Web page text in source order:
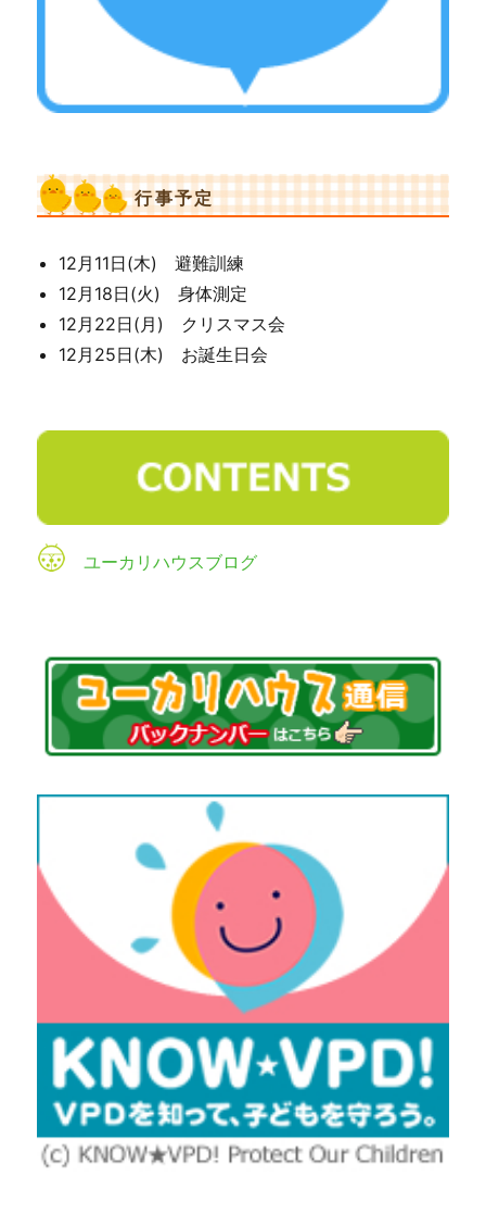
行事予定
12月11日(木) 避難訓練
12月18日(火) 身体測定
12月22日(月) クリスマス会
12月25日(木) お誕生日会
ユーカリハウスブログ